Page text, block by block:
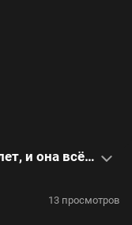
Девочку-халка не видели? Ей 8 лет, и она всё детство пропадает в спортзале — видео
13 просмотров